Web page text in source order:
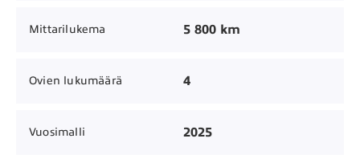
Mittarilukema 5 800 km
Ovien lukumäärä 4
Vuosimalli 2025